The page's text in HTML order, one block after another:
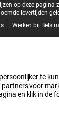
op deze pagina
levertijden
Werken bij
te
voor
en klik in de